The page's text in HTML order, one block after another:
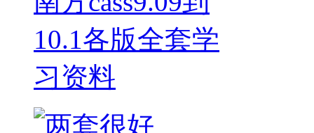
10.1各版全套学
习资料